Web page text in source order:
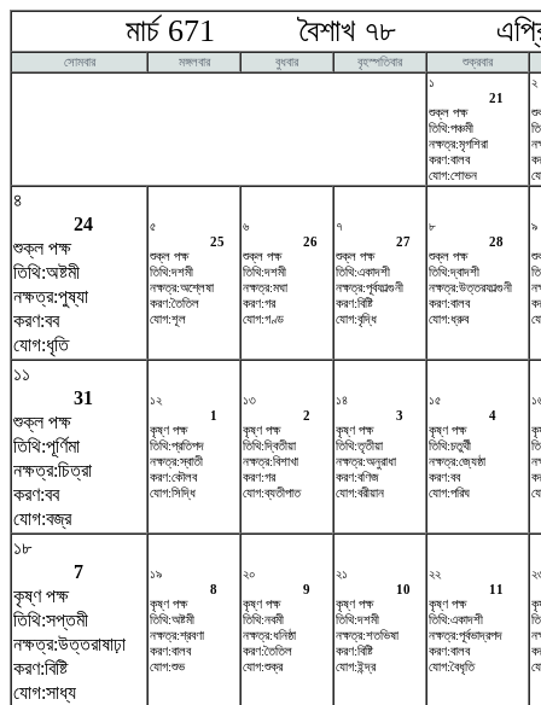
মার্চ 671 বৈশাখ ৭৮
সোমবার মঙ্গলবার বুধবার বৃহস্পতিবার
শুক্রবার
১
21
শুক্ল পক্ষ
তিথি:পঞ্চমী
নক্ষত্র:মৃগশিরা
করণ:বালব
যোগ:শোভন
২
৪
24
শুক্ল পক্ষ
তিথি:অষ্টমী
নক্ষত্র:পুষ্যা
করণ:বব
যোগ:ধৃতি
৫
25
শুক্ল পক্ষ
তিথি:দশমী
নক্ষত্র:অশ্লেষা
করণ:তৈতিল
যোগ:শূল
৬
26
শুক্ল পক্ষ
তিথি:দশমী
নক্ষত্র:মঘা
করণ:গর
যোগ:গণ্ড
৭
27
শুক্ল পক্ষ
তিথি:একাদশী
নক্ষত্র:পূর্বফাল্গুনী
করণ:বিষ্টি
যোগ:বৃদ্ধি
৮
28
শুক্ল পক্ষ
তিথি:দ্বাদশী
নক্ষত্র:উত্তরফাল্গুনী
করণ:বালব
যোগ:ধ্রুব
৯
১১
31
শুক্ল পক্ষ
তিথি:পূর্ণিমা
নক্ষত্র:চিত্রা
করণ:বব
যোগ:বজ্র
১২
1
কৃষ্ণ পক্ষ
তিথি:প্রতিপদ
নক্ষত্র:স্বাতী
করণ:কৌলব
যোগ:সিদ্ধি
১৩
2
কৃষ্ণ পক্ষ
তিথি:দ্বিতীয়া
নক্ষত্র:বিশাখা
করণ:গর
যোগ:ব্যতীপাত
১৪
3
কৃষ্ণ পক্ষ
তিথি:তৃতীয়া
নক্ষত্র:অনুরাধা
করণ:বণিজ
যোগ:বরীয়ান
১৫
4
কৃষ্ণ পক্ষ
তিথি:চতুর্থী
নক্ষত্র:জ্যেষ্ঠা
করণ:বব
যোগ:পরিঘ
১৮
7
কৃষ্ণ পক্ষ
তিথি:সপ্তমী
নক্ষত্র:উত্তরাষাঢ়া
করণ:বিষ্টি
যোগ:সাধ্য
১৯
8
কৃষ্ণ পক্ষ
তিথি:অষ্টমী
নক্ষত্র:শ্রবণা
করণ:বালব
যোগ:শুভ
২০
9
কৃষ্ণ পক্ষ
তিথি:নবমী
নক্ষত্র:ধনিষ্ঠা
করণ:তৈতিল
যোগ:শুক্র
২১
10
কৃষ্ণ পক্ষ
তিথি:দশমী
নক্ষত্র:শতভিষ‌া
করণ:বিষ্টি
যোগ:ইন্দ্র
২২
11
কৃষ্ণ পক্ষ
তিথি:একাদশী
নক্ষত্র:পূর্বভাদ্রপদ
করণ:বালব
যোগ:বৈধৃতি